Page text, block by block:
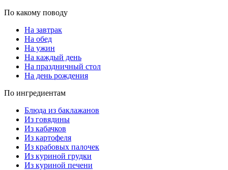
По какому поводу
На завтрак
На обед
На ужин
На каждый день
На праздничный стол
На день рождения
По ингредиентам
Блюда из баклажанов
Из говядины
Из кабачков
Из картофеля
Из крабовых палочек
Из куриной грудки
Из куриной печени